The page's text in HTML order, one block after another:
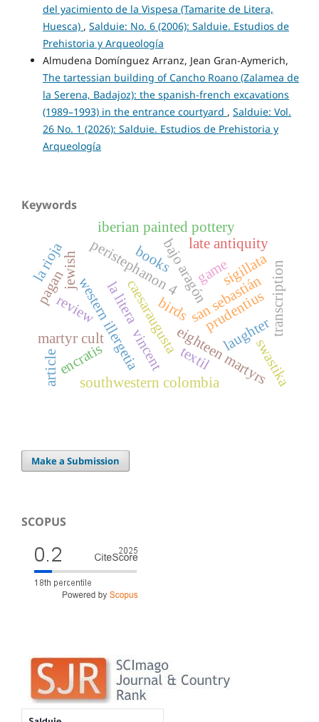
del yacimiento de la Vispesa (Tamarite de Litera,
Huesca) , Salduie: No. 6 (2006): Salduie. Estudios de
Prehistoria y Arqueología
Almudena Domínguez Arranz, Jean Gran-Aymerich,
The tartessian building of Cancho Roano (Zalamea de
la Serena, Badajoz): the spanish-french excavations
(1989–1993) in the entrance courtyard , Salduie: Vol.
26 No. 1 (2026): Salduie. Estudios de Prehistoria y
Arqueología
Keywords
bajo aragón
western illergetia san sebastián
la litera
iberian painted pottery
birds prudentius
peristephanon 4
caesaraugusta
martyr cult
encratis vincent eighteen martyrs
southwestern colombia
review
game
laughter
sigillata
late antiquity
paganjewish
swastika
transcription
la rioja books
article textil
Make a Submission
SCOPUS